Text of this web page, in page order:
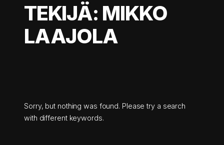
TEKIJÄ: MIKKO
LAAJOLA
Sorry, but nothing was found. Please try a search
with different keywords.